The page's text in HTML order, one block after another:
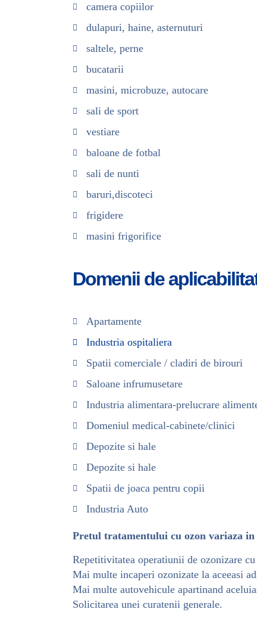
camera copiilor
dulapuri, haine, asternuturi
saltele, perne
bucatarii
masini, microbuze, autocare
sali de sport
vestiare
baloane de fotbal
sali de nunti
baruri,discoteci
frigidere
masini frigorifice
Domenii de
Apartamente
Industria ospitaliera
Spatii comerciale / cladiri de birouri
Saloane infrumusetare
Industria alimentara-prelucrare
Domeniul medical-cabinete/clinici
Depozite si hale
Depozite si hale
Spatii de joaca pentru copii
Industria Auto
Pretul tratamentului cu ozon variaza in
Repetitivitatea operatiunii de ozonizare
Mai multe incaperi ozonizate la aceeasi
Mai multe autovehicule apartinand
Solicitarea unei curatenii generale.